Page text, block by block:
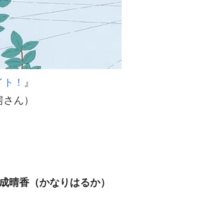
！ 』
ん）
晴香（かなりはるか）